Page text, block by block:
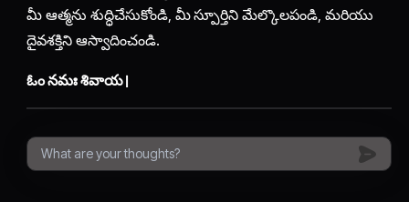
మీ ఆత్మను శుద్ధిచేసుకోండి, మీ స్పూర్తిని మేల్కొలపండి, మరియు
దైవశక్తిని ఆస్వాదించండి.
ఓం నమః శివాయ।